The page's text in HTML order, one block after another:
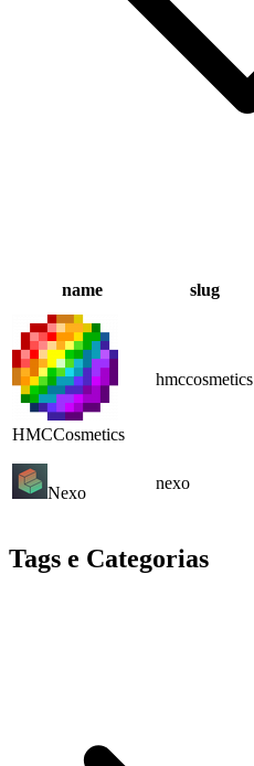
name slug
HMCCosmetics
hmccosmetics
Nexo
nexo
Tags e Categorias